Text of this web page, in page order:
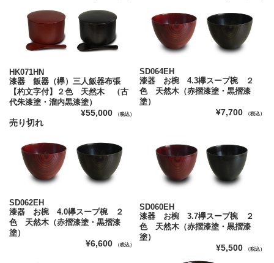
HK071HN
漆器 飯器（欅）三人飯器布張
【杓文字付】２色 天然木 （古
代朱漆塗・溜内黒漆塗）
¥55,000 （税込）
売り切れ
SD064EH
漆器 お椀 4.3欅スープ椀 ２
色 天然木（赤摺漆塗・黒摺漆
塗）
¥7,700 （税込）
SD062EH
漆器 お椀 4.0欅スープ椀 ２
色 天然木（赤摺漆塗・黒摺漆
塗）
¥6,600 （税込）
SD060EH
漆器 お椀 3.7欅スープ椀 ２
色 天然木（赤摺漆塗・黒摺漆
塗）
¥5,500 （税込）